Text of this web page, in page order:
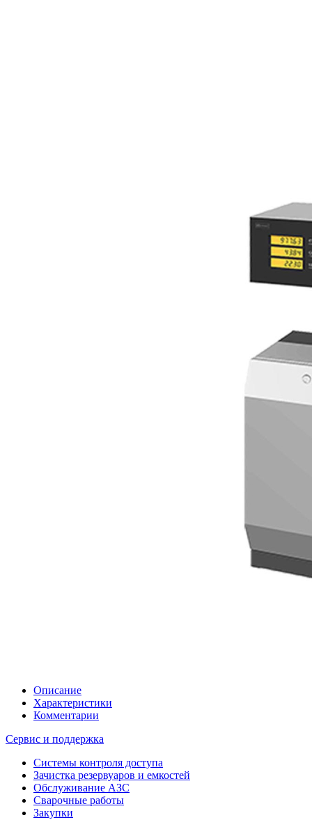
Описание
Характеристики
Комментарии
Сервис и поддержка
Системы контроля доступа
Зачистка резервуаров и емкостей
Обслуживание АЗС
Сварочные работы
Закупки